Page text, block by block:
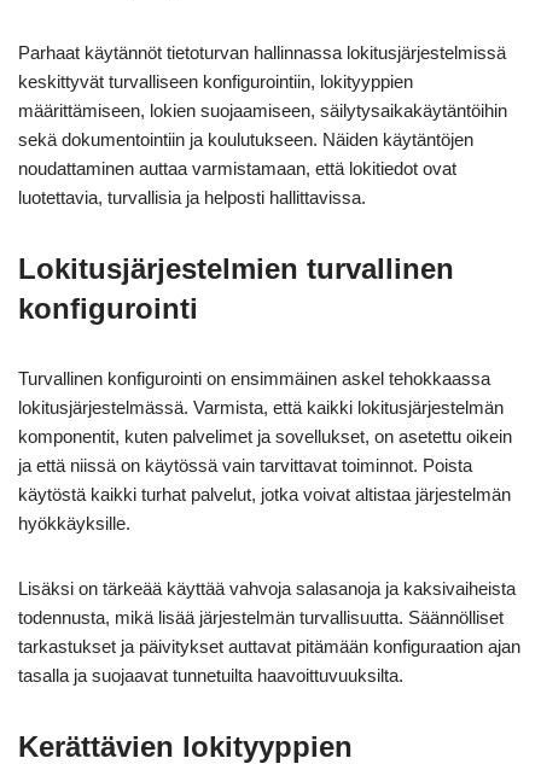
Parhaat käytännöt tietoturvan hallinnassa lokitusjärjestelmissä
keskittyvät turvalliseen konfigurointiin, lokityyppien
määrittämiseen, lokien suojaamiseen, säilytysaikakäytäntöihin
sekä dokumentointiin ja koulutukseen. Näiden käytäntöjen
noudattaminen auttaa varmistamaan, että lokitiedot ovat
luotettavia, turvallisia ja helposti hallittavissa.
Lokitusjärjestelmien turvallinen
konfigurointi
Turvallinen konfigurointi on ensimmäinen askel tehokkaassa
lokitusjärjestelmässä. Varmista, että kaikki lokitusjärjestelmän
komponentit, kuten palvelimet ja sovellukset, on asetettu oikein
ja että niissä on käytössä vain tarvittavat toiminnot. Poista
käytöstä kaikki turhat palvelut, jotka voivat altistaa järjestelmän
hyökkäyksille.
Lisäksi on tärkeää käyttää vahvoja salasanoja ja kaksivaiheista
todennusta, mikä lisää järjestelmän turvallisuutta. Säännölliset
tarkastukset ja päivitykset auttavat pitämään konfiguraation ajan
tasalla ja suojaavat tunnetuilta haavoittuvuuksilta.
Kerättävien lokityyppien